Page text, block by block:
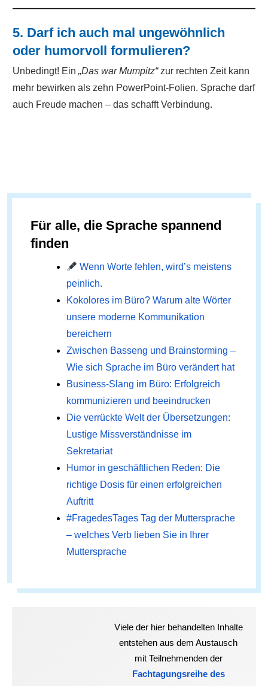
5. Darf ich auch mal ungewöhnlich
oder humorvoll formulieren?
Unbedingt! Ein „Das war Mumpitz“zur rechten Zeit kann
mehr bewirken als zehn PowerPoint-Folien. Sprache darf
auch Freude machen – das schafft Verbindung.
Für alle, die Sprache spannend
finden
Wenn Worte fehlen, wird’s meistens
peinlich.
Kokolores im Büro? Warum alte Wörter
unsere moderne Kommunikation
bereichern
Zwischen Basseng und Brainstorming –
Wie sich Sprache im Büro verändert hat
Business-Slang im Büro: Erfolgreich
kommunizieren und beeindrucken
Die verrückte Welt der Übersetzungen:
Lustige Missverständnisse im
Sekretariat
Humor in geschäftlichen Reden: Die
richtige Dosis für einen erfolgreichen
Auftritt
#FragedesTages Tag der Muttersprache
– welches Verb lieben Sie in Ihrer
Muttersprache
Viele der hier behandelten Inhalte
entstehen aus dem Austausch
mit Teilnehmenden der
Fachtagungsreihe des